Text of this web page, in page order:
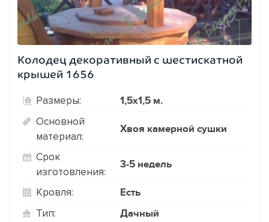
Колодец декоративный с шестискатной
крышей 1656
Размеры: 1,5х1,5 м.
Основной
материал:
Хвоя камерной сушки
Срок
изготовления:
3-5 недель
Кровля: Есть
Тип: Дачный